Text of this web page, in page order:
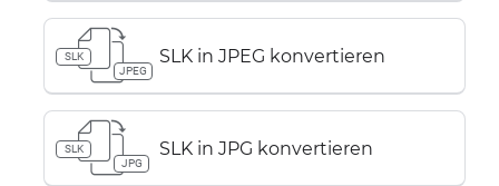
SLK
JPEG
SLK in JPEG konvertieren
SLK
JPG
SLK in JPG konvertieren